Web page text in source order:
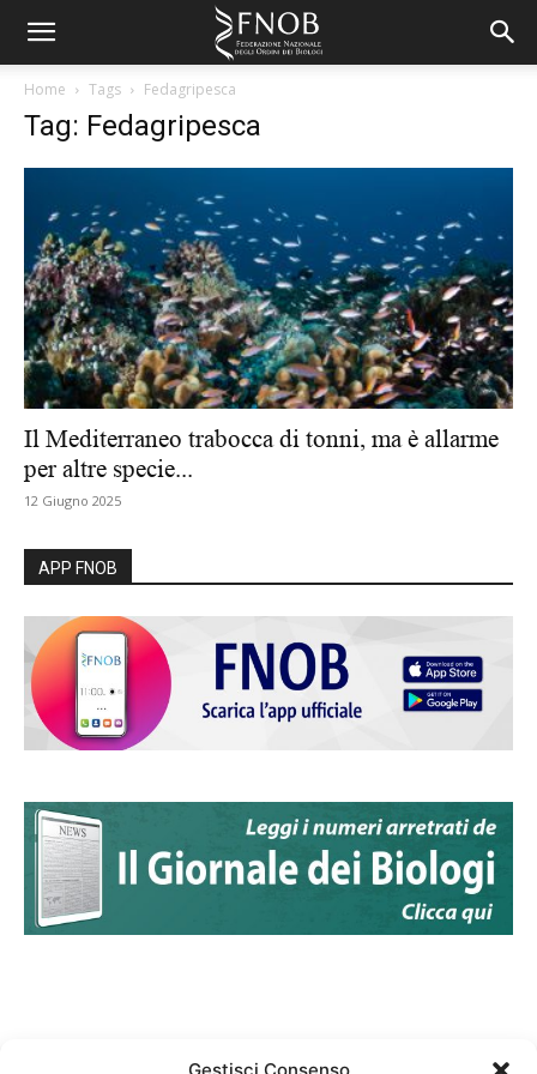
Home Tags Fedagripesca
Tag: Fedagripesca
Il Mediterraneo trabocca di tonni, ma è allarme
per altre specie...
12 Giugno 2025
APP FNOB